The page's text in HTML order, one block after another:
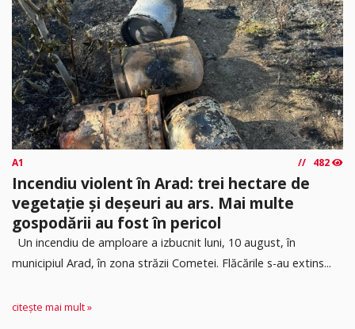
A1 482
Incendiu violent în Arad: trei hectare de
vegetație și deșeuri au ars. Mai multe
gospodării au fost în pericol
Un incendiu de amploare a izbucnit luni, 10 august, în
municipiul Arad, în zona străzii Cometei. Flăcările s-au extins...
citește mai mult »